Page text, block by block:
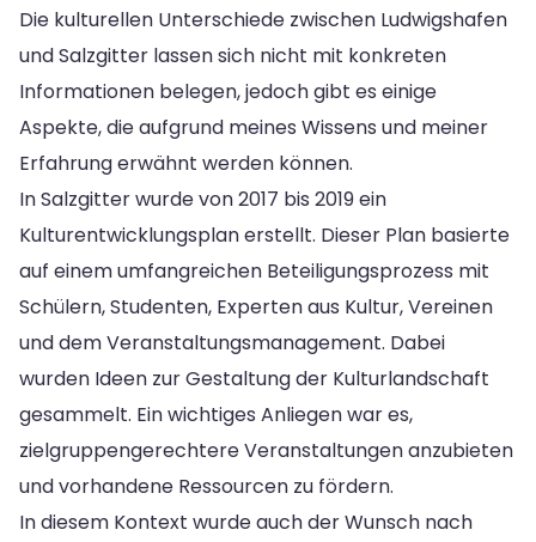
Die kulturellen Unterschiede zwischen Ludwigshafen
und Salzgitter lassen sich nicht mit konkreten
Informationen belegen, jedoch gibt es einige
Aspekte, die aufgrund meines Wissens und meiner
Erfahrung erwähnt werden können.
In Salzgitter wurde von 2017 bis 2019 ein
Kulturentwicklungsplan erstellt. Dieser Plan basierte
auf einem umfangreichen Beteiligungsprozess mit
Schülern, Studenten, Experten aus Kultur, Vereinen
und dem Veranstaltungsmanagement. Dabei
wurden Ideen zur Gestaltung der Kulturlandschaft
gesammelt. Ein wichtiges Anliegen war es,
zielgruppengerechtere Veranstaltungen anzubieten
und vorhandene Ressourcen zu fördern.
In diesem Kontext wurde auch der Wunsch nach